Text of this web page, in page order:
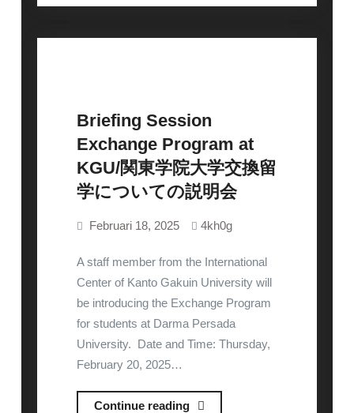
Uncategorized
Briefing Session
Exchange Program at
KGU/関東学院大学交換留
学についての説明会
Februari 18, 2025 4kh0g
A staff member from the International
Center of Kanto Gakuin University will
be introducing the Exchange Program
for students at Darma Persada
University. Date and Time: Thursday,
February 20, 2025…
Continue readingBriefing